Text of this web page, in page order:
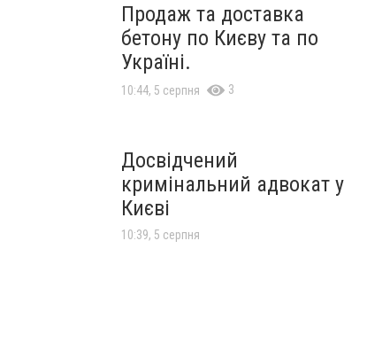
Продаж та доставка
бетону по Києву та по
Україні.
10:44, 5 серпня 3
Досвідчений
кримінальний адвокат у
Києві
10:39, 5 серпня